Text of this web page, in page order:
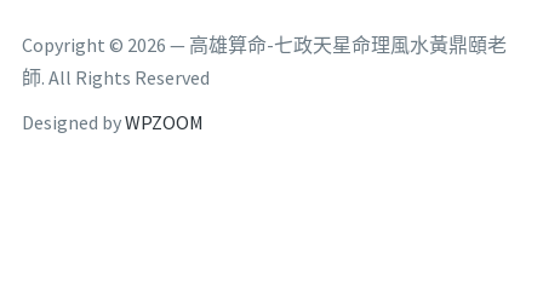
Copyright © 2026 — 高雄算命-七政天星命理風水黃鼎頤老
師. All Rights Reserved
Designed byWPZOOM